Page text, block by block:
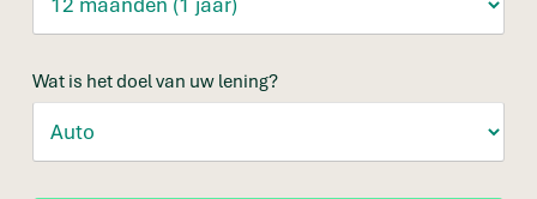
Wat is het doel van uw lening?